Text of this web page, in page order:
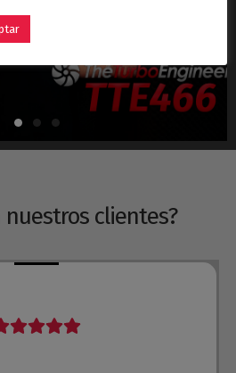
3 – Turbo TTE466
nuestros clientes?